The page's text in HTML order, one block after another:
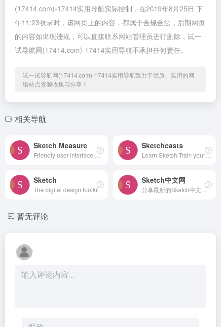
(17414.com)-17414实用导航实际控制，在2019年8月25日 下
午11:23收录时，该网页上的内容，都属于合规合法，后期网页
的内容如出现违规，可以直接联系网站管理员进行删除，试一
试导航网(17414.com)-17414实用导航不承担任何责任。
试一试导航网(17414.com)-17414实用导航致力于优质、实用的网
络站点资源收集与分享！
相关导航
Sketch Measure
Friendly user interface offers you a more intuitive way of making marks.
Sketchcasts
Learn Sketch Train your design skills with a weekly video tutorial
Sketch
The digital design toolkit
Sketch中文网
分享最新的Sketch中文手册
暂无评论